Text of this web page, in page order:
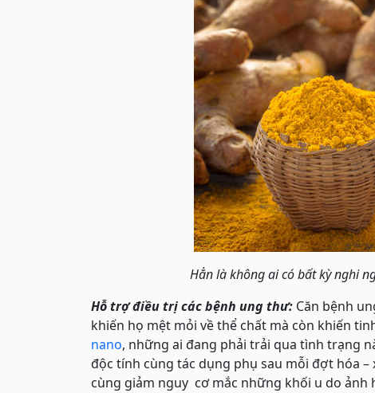
Hẳn là không ai có bất kỳ nghi
Hỗ trợ điều trị các bệnh ung thư: Căn bệnh
khiến họ mệt mỏi về thể chất mà còn khiến
nano, những ai đang phải trải qua tình trạng
độc tính cùng tác dụng phụ sau mỗi đợt hóa
cùng giảm nguy cơ mắc những khối u do ảnh